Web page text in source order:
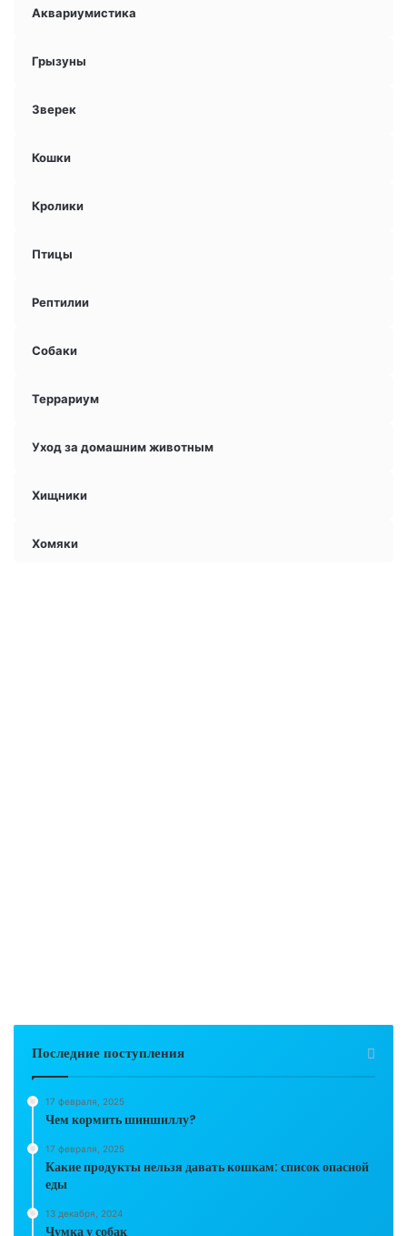
Аквариумистика
Грызуны
Зверек
Кошки
Кролики
Птицы
Рептилии
Собаки
Террариум
Уход за домашним животным
Хищники
Хомяки
Последние поступления
17 февраля, 2025
Чем кормить шиншиллу?
17 февраля, 2025
Какие продукты нельзя давать кошкам: список опасной
еды
13 декабря, 2024
Чумка у собак